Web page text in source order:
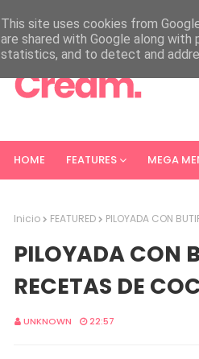
HOME FEATURES MEGA
Inicio FEATURED PILOYADA CON
PILOYADA CON
RECETAS DE
UNKNOWN 22:57
This site uses cookies from
are shared with Google along
statistics, and to detect and